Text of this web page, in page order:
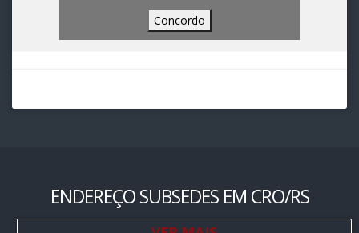
Concordo
ENDEREÇO SUBSEDES EM CRO/RS